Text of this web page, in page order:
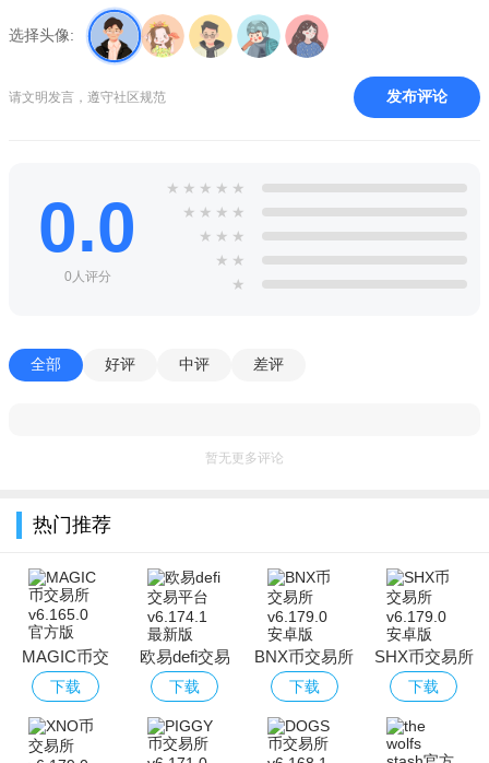
选择头像:
请文明发言，遵守社区规范 发布评论
0.0
0人评分
★ ★ ★ ★ ★
★ ★ ★ ★
★ ★ ★
★ ★
★
全部 好评 中评 差评
暂无更多评论
热门推荐
MAGIC币交
易所
下载
欧易defi交易
平台
下载
BNX币交易所
下载
SHX币交易所
下载